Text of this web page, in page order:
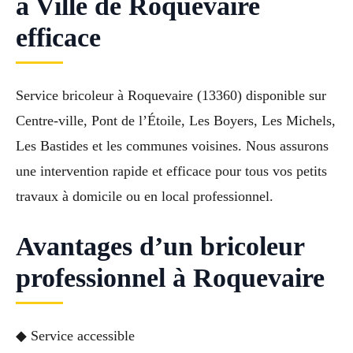
efficace
Service bricoleur à Roquevaire (13360) disponible sur
Centre-ville, Pont de l’Étoile, Les Boyers, Les Michels,
Les Bastides et les communes voisines. Nous assurons
une intervention rapide et efficace pour tous vos petits
travaux à domicile ou en local professionnel.
Avantages d’un bricoleur
professionnel à Roquevaire
◆ Service accessible